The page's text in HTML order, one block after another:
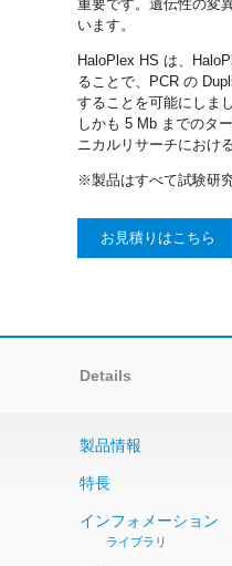
重要です。遺伝性の変
います。
HaloPlex HS は、
ることで、PCR の
することを可能にしま
しかも 5 Mb までのタ
ニカルリサーチにおけ
※製品はすべて試験研
お見積りはこちら
Details
製品情報
特長
インフォメーション
ライブラリ